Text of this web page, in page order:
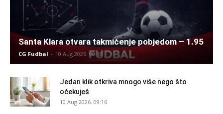
Santa Klara otvara takmičenje pobjedom – 1.95
CG Fudbal - 10 Aug 2026. 09:18
Jedan klik otkriva mnogo više nego što
očekuješ
10 Aug 2026. 09:16